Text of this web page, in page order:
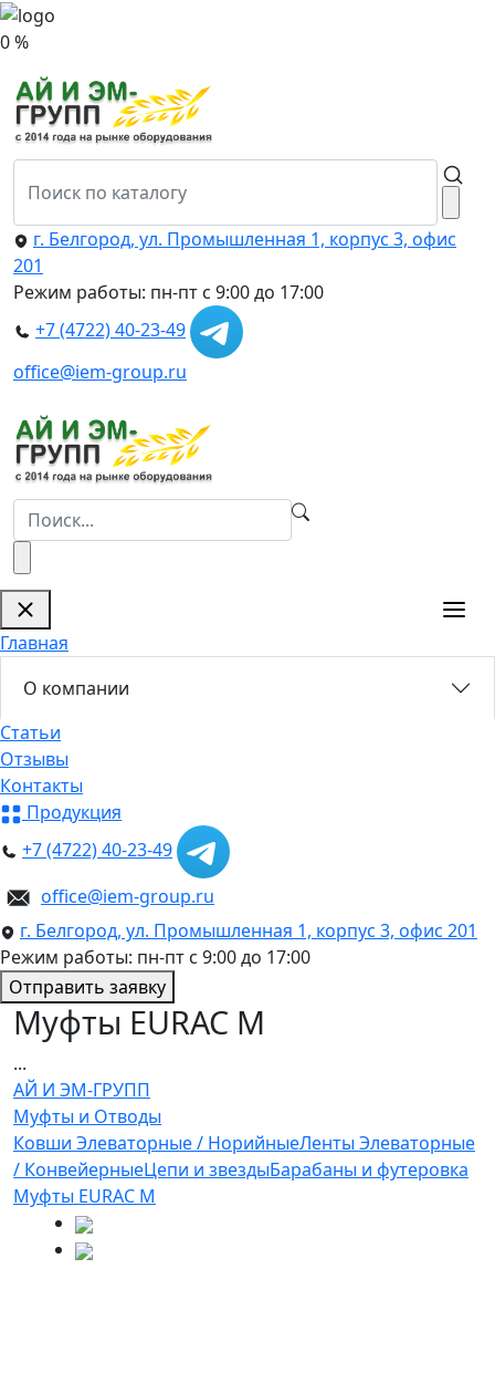
0 %
г. Белгород, ул. Промышленная 1, корпус 3, офис
201
Режим работы: пн-пт с 9:00 до 17:00
+7 (4722) 40-23-49
office@iem-group.ru
Главная
О компании
Статьи
Отзывы
Контакты
Продукция
+7 (4722) 40-23-49
office@iem-group.ru
г. Белгород, ул. Промышленная 1, корпус 3, офис 201
Режим работы: пн-пт с 9:00 до 17:00
Отправить заявку
Муфты EURAC M
...
АЙ И ЭМ-ГРУПП
Муфты и Отводы
Ковши Элеваторные / НорийныеЛенты Элеваторные
/ КонвейерныеЦепи и звездыБарабаны и футеровка
Муфты EURAC M